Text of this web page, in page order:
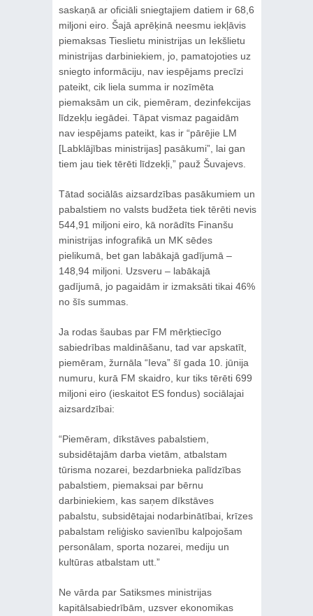
saskaņā ar oficiāli sniegtajiem datiem ir 68,6
miljoni eiro. Šajā aprēķinā neesmu iekļāvis
piemaksas Tieslietu ministrijas un Iekšlietu
ministrijas darbiniekiem, jo, pamatojoties uz
sniegto informāciju, nav iespējams precīzi
pateikt, cik liela summa ir nozīmēta
piemaksām un cik, piemēram, dezinfekcijas
līdzekļu iegādei. Tāpat vismaz pagaidām
nav iespējams pateikt, kas ir “pārējie LM
[Labklājības ministrijas] pasākumi”, lai gan
tiem jau tiek tērēti līdzekļi,” pauž Šuvajevs.
Tātad sociālās aizsardzības pasākumiem un
pabalstiem no valsts budžeta tiek tērēti nevis
544,91 miljoni eiro, kā norādīts Finanšu
ministrijas infografikā un MK sēdes
pielikumā, bet gan labākajā gadījumā –
148,94 miljoni. Uzsveru – labākajā
gadījumā, jo pagaidām ir izmaksāti tikai 46%
no šīs summas.
Ja rodas šaubas par FM mērķtiecīgo
sabiedrības maldināšanu, tad var apskatīt,
piemēram, žurnāla “Ieva” šī gada 10. jūnija
numuru, kurā FM skaidro, kur tiks tērēti 699
miljoni eiro (ieskaitot ES fondus) sociālajai
aizsardzībai:
“Piemēram, dīkstāves pabalstiem,
subsidētajām darba vietām, atbalstam
tūrisma nozarei, bezdarbnieka palīdzības
pabalstiem, piemaksai par bērnu
darbiniekiem, kas saņem dīkstāves
pabalstu, subsidētajai nodarbinātībai, krīzes
pabalstam reliģisko savienību kalpojošam
personālam, sporta nozarei, mediju un
kultūras atbalstam utt.”
Ne vārda par Satiksmes ministrijas
kapitālsabiedrībām, uzsver ekonomikas